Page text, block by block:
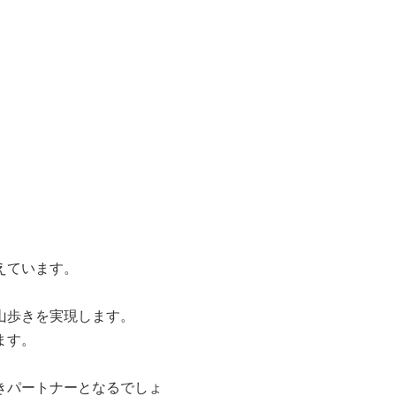
います。
きを実現します。
。
ートナーとなるでしょ